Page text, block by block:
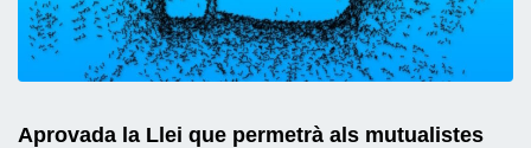
Aprovada la Llei que permetrà als mutualistes